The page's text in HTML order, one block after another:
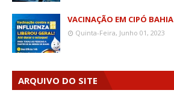
VACINAÇÃO EM CIPÓ BAHIA
Quinta-Feira, Junho 01, 2023
ARQUIVO DO SITE